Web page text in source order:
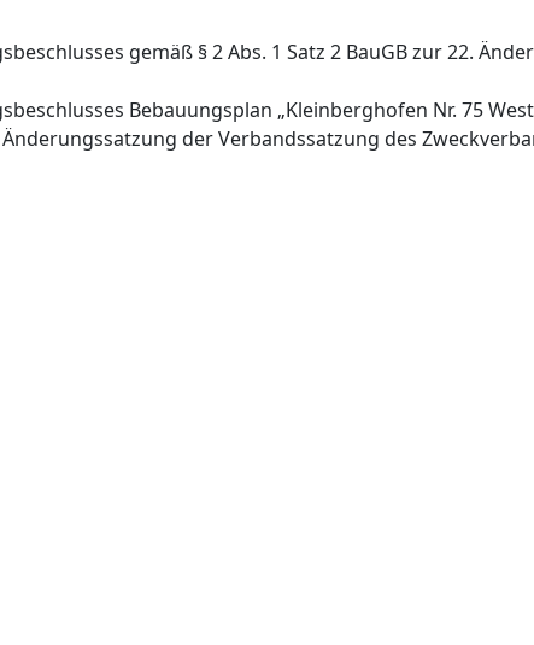
gemäß § 2 Abs. 1 Satz 2 BauGB zur 22.
Bebauungsplan „Kleinberghofen Nr. 75
der Verbandssatzung des